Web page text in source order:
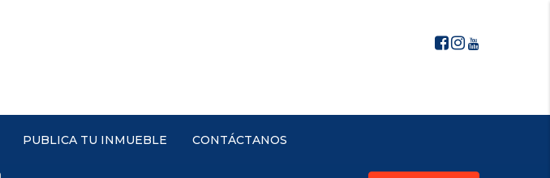
PUBLICA TU INMUEBLE CONTÁCTANOS